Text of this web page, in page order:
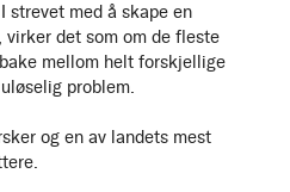
med å skape en
det som om de fleste
mellom helt forskjellige
problem.
og en av landets mest